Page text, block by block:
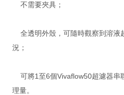
不需要夾具；
全透明外殼，可隨時觀察到溶液
況；
可將1至6個Vivaflow50超濾器串聯
理量。